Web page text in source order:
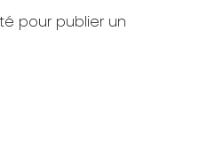
pour publier un